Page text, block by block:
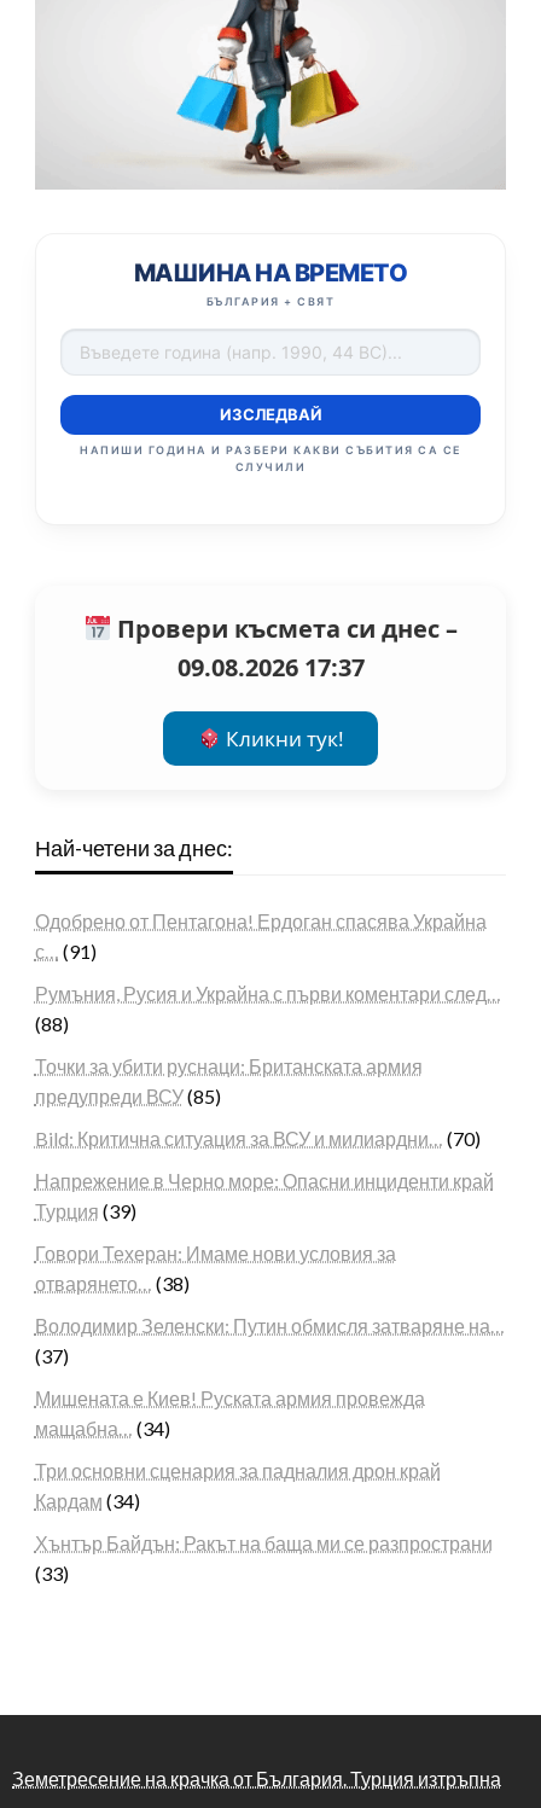
МАШИНА НА ВРЕМЕТО
БЪЛГАРИЯ + СВЯТ
ИЗСЛЕДВАЙ
НАПИШИ ГОДИНА И РАЗБЕРИ КАКВИ СЪБИТИЯ СА СЕ
СЛУЧИЛИ
Провери късмета си днес –
09.08.2026 17:37
Кликни тук!
Най-четени за днес:
Одобрено от Пентагона! Ердоган спасява Украйна
с… (91)
Румъния, Русия и Украйна с първи коментари след…
(88)
Точки за убити руснаци: Британската армия
предупреди ВСУ(85)
Bild: Критична ситуация за ВСУ и милиардни… (70)
Напрежение в Черно море: Опасни инциденти край
Турция (39)
Говори Техеран: Имаме нови условия за
отварянето… (38)
Володимир Зеленски: Путин обмисля затваряне на…
(37)
Мишената е Киев! Руската армия провежда
мащабна… (34)
Три основни сценария за падналия дрон край
Кардам (34)
Хънтър Байдън: Ракът на баща ми се разпространи
(33)
Земетресение на крачка от България. Турция изтръпна